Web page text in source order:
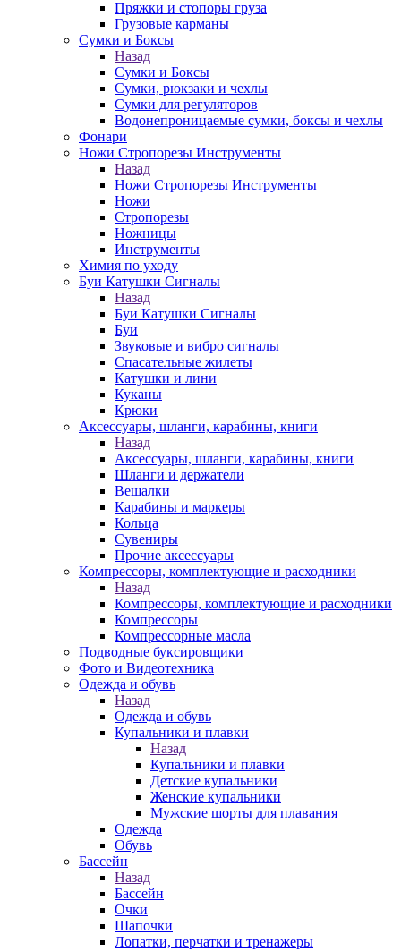
Пряжки и стопоры груза
Грузовые карманы
Сумки и Боксы
Назад
Сумки и Боксы
Сумки, рюкзаки и чехлы
Сумки для регуляторов
Водонепроницаемые сумки, боксы и чехлы
Фонари
Ножи Стропорезы Инструменты
Назад
Ножи Стропорезы Инструменты
Ножи
Стропорезы
Ножницы
Инструменты
Химия по уходу
Буи Катушки Сигналы
Назад
Буи Катушки Сигналы
Буи
Звуковые и вибро сигналы
Спасательные жилеты
Катушки и лини
Куканы
Крюки
Аксессуары, шланги, карабины, книги
Назад
Аксессуары, шланги, карабины, книги
Шланги и держатели
Вешалки
Карабины и маркеры
Кольца
Сувениры
Прочие аксессуары
Компрессоры, комплектующие и расходники
Назад
Компрессоры, комплектующие и расходники
Компрессоры
Компрессорные масла
Подводные буксировщики
Фото и Видеотехника
Одежда и обувь
Назад
Одежда и обувь
Купальники и плавки
Назад
Купальники и плавки
Детские купальники
Женские купальники
Мужские шорты для плавания
Одежда
Обувь
Бассейн
Назад
Бассейн
Очки
Шапочки
Лопатки, перчатки и тренажеры